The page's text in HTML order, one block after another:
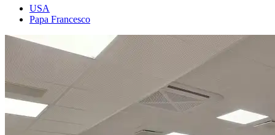
USA
Papa Francesco